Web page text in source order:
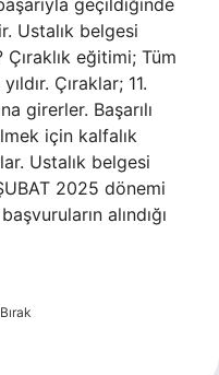
geçildiğinde
Ustalık belgesi
eğitimi; Tüm
Çıraklar; 11.
girerler. Başarılı
için kalfalık
Ustalık belgesi
2025 dönemi
alındığı